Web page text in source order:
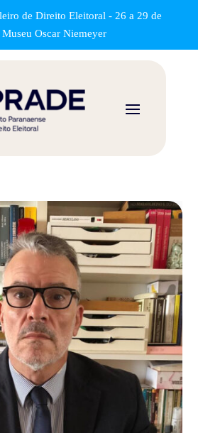
de Direito Eleitoral - 26 a 29 de
Oscar Niemeyer